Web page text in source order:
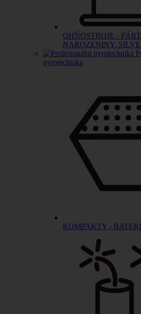
OHŇOSTROJE -
NAROZENINY,
pyrotechnika
KOMPAKTY -